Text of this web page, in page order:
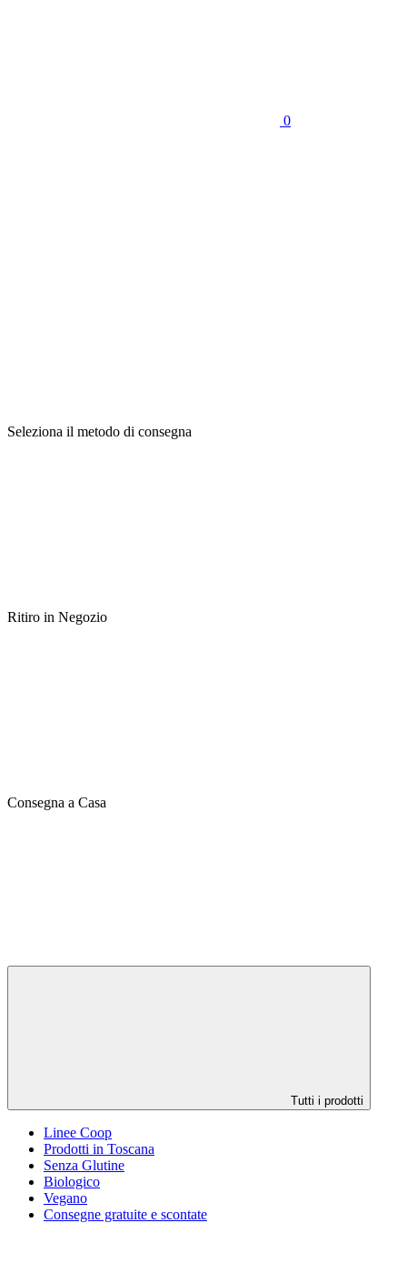
0
Seleziona il metodo di consegna
Ritiro in Negozio
Consegna a Casa
Tutti i prodotti
Linee Coop
Prodotti in Toscana
Senza Glutine
Biologico
Vegano
Consegne gratuite e scontate